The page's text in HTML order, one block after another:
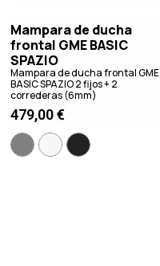
Mampara de ducha
frontal GME BASIC
SPAZIO
Mampara de ducha frontal GME
BASIC SPAZIO 2 fijos + 2
correderas (6mm)
479,00€